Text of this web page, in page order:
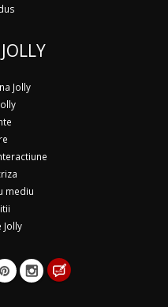
Jolly
mediu
Jolly